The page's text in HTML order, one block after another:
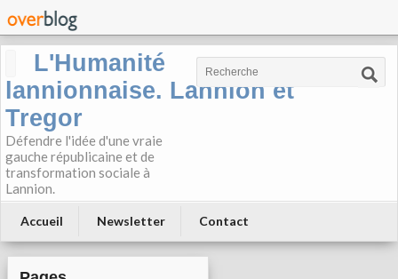
L'Humanité
lannionnaise. Lannion et
Tregor
Défendre l'idée d'une vraie
gauche républicaine et de
transformation sociale à
Lannion.
Accueil Newsletter Contact